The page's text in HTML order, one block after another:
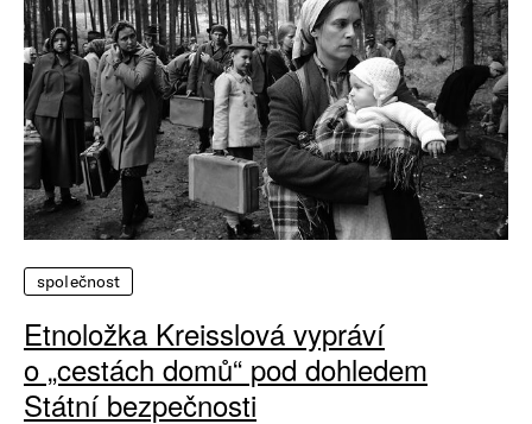
společnost
Etnoložka Kreisslová vypráví
o „cestách domů“ pod dohledem
Státní bezpečnosti